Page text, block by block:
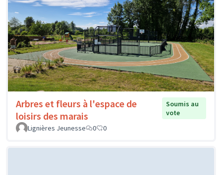
Arbres et fleurs à l'espace de
loisirs des marais
Soumis au
vote
Lignières Jeunesse
0 0